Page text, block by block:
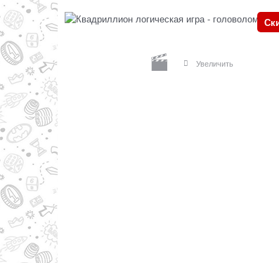
Увеличить